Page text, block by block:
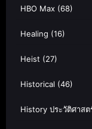
HBO Max (68)
Healing (16)
Heist (27)
Historical (46)
History ประวัติศาสต